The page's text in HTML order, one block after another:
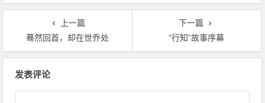
上一篇
蓦然回首，却在世乔处
下一篇
“行知”故事序幕
发表评论